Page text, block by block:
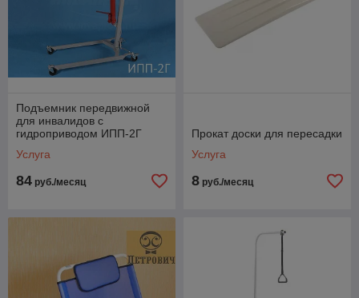
Подъемник передвижной
для инвалидов с
гидроприводом ИПП-2Г
Услуга
84 руб./месяц
Прокат доски для пересадки
Услуга
8 руб./месяц